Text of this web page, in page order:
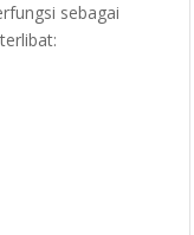
sebagai